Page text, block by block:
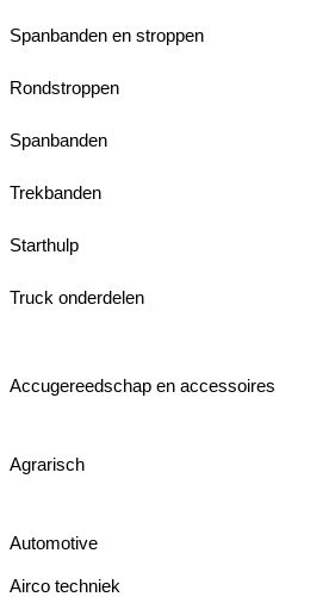
Spanbanden en stroppen
Rondstroppen
Spanbanden
Trekbanden
Starthulp
Truck onderdelen
Accugereedschap en accessoires
Agrarisch
Automotive
Airco techniek